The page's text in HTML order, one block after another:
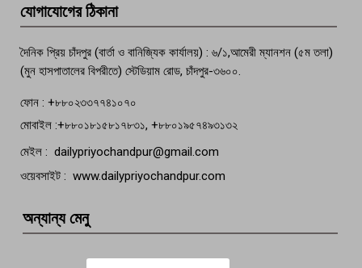
বেঁচে নেই, বিভিন্ন সংগঠনের শোক
যোগাযোগের ঠিকানা
দৈনিক প্রিয় চাঁদপুর (বার্তা ও বানিজ্যিক কার্যালয়) : ৬/১,আমেরী ম্যানশন (৫ম তলা)
(মুন হাসপাতালের বিপরীতে) স্টেডিয়াম রোড, চাঁদপুর-৩৬০০.
ফোন : +৮৮০২৩৩৭৭৪১০৭০
মোবাইল :+৮৮০১৮১৫৮১৭৮৩১, +৮৮০১৯৫৭৪৯৩১৩২
মেইল : dailypriyochandpur@gmail.com
ওয়েবসাইট : www.dailypriyochandpur.com
অন্যান্য মেনু